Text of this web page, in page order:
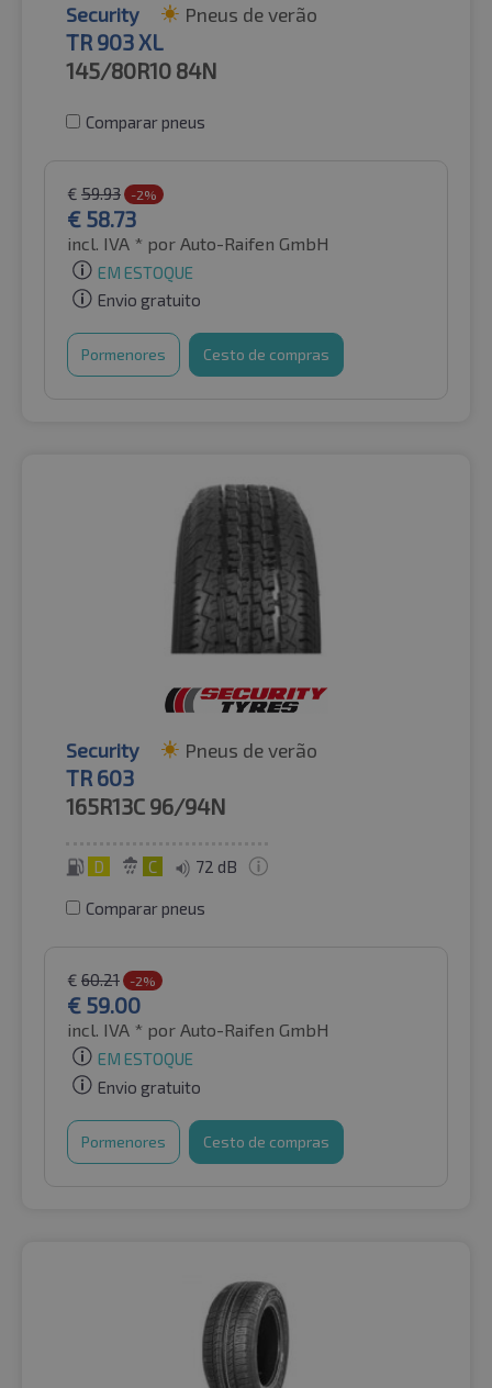
Security Pneus de verão
TR 903 XL
145/80R10 84N
Comparar pneus
€ 59.93 -2%
€ 58.73
incl. IVA * por Auto-Raifen GmbH
EM ESTOQUE
Envio gratuito
Pormenores Cesto de compras
Security Pneus de verão
TR 603
165R13C 96/94N
D C 72 dB
Comparar pneus
€ 60.21 -2%
€ 59.00
incl. IVA * por Auto-Raifen GmbH
EM ESTOQUE
Envio gratuito
Pormenores Cesto de compras